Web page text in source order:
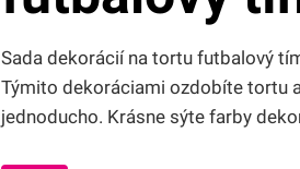
Sada dekorácií na tortu futbalový
Týmito dekoráciami ozdobíte tortu
jednoducho. Krásne sýte farby